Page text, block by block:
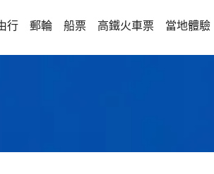
行 郵輪 船票 高鐵火車票 當地體驗